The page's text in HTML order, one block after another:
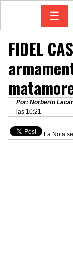
☰
FIDEL
Por: Norberto
las 10:21
La Nota